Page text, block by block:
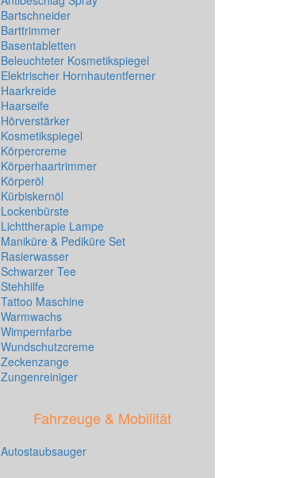
Bartschneider
Barttrimmer
Basentabletten
Beleuchteter Kosmetikspiegel
Elektrischer Hornhautentferner
Haarkreide
Haarseife
Hörverstärker
Kosmetikspiegel
Körpercreme
Körperhaartrimmer
Körperöl
Kürbiskernöl
Lockenbürste
Lichttherapie Lampe
Maniküre & Pediküre Set
Rasierwasser
Schwarzer Tee
Stehhilfe
Tattoo Maschine
Warmwachs
Wimpernfarbe
Wundschutzcreme
Zeckenzange
Zungenreiniger
Fahrzeuge & Mobilität
Autostaubsauger